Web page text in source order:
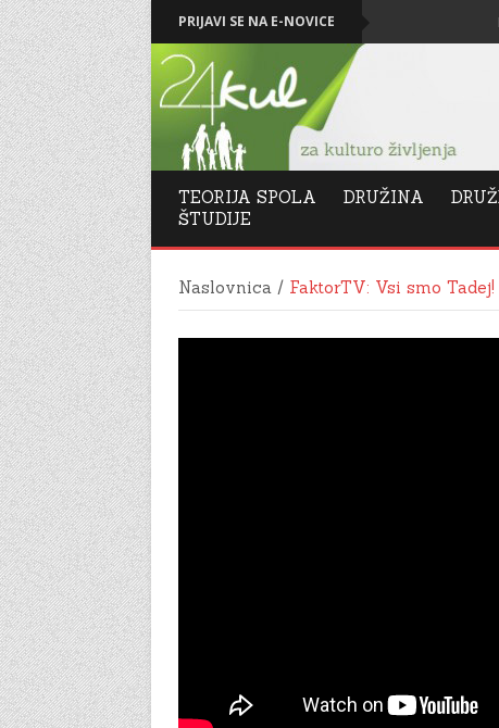
PRIJAVI SE NA E-NOVICE
Božič in Novo leto 2026: Vse najboljše!
TEORIJA SPOLA DRUŽINA
ŠTUDIJE
Naslovnica / FaktorTV: Vsi smo